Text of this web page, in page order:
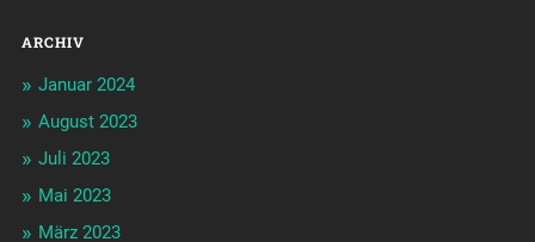
ARCHIV
Januar 2024
August 2023
Juli 2023
Mai 2023
März 2023